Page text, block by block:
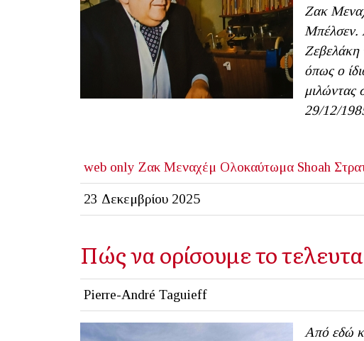
Ζακ
Μπέλσεν.
Ζεβελάκη
όπως ο
μιλώντας
29/12/
web only Ζακ Μεναχέμ Ολοκαύτωμα Shoah
23 Δεκεμβρίου 2025
Πώς να ορίσουμε το
Pierre-André Taguieff
Από εδώ